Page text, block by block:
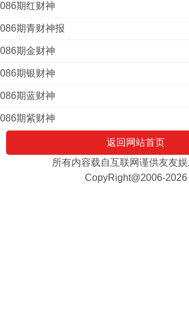
086期红财神
086期青财神报
086期金财神
086期银财神
086期蓝财神
086期紫财神
返回网站首页
所有内容载自互联网谨供友友
CopyRight@2006-2026